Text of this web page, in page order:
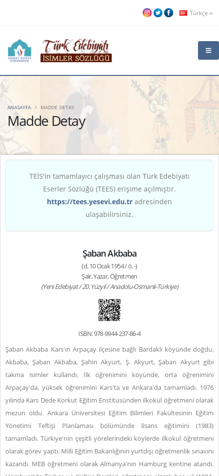
Türkçe
Madde Detay
ANASAYFA MADDE DETAY
TEİS'in tamamlayıcı çalışması olan Türk Edebiyatı
Eserler Sözlüğü (TEES) erişime açılmıştır.
https://tees.yesevi.edu.tr adresinden
ulaşabilirsiniz.
Şaban Akbaba
(d. 10 Ocak 1954 / ö. -)
Şair, Yazar, Öğretmen
(Yeni Edebiyat / 20. Yüzyıl / Anadolu-Osmanlı-Türkiye)
ISBN: 978-9944-237-86-4
Şaban Akbaba Kars'ın Arpaçay ilçesine bağlı Bardaklı köyünde doğdu.
Akbaba, Şaban Akbaba, Şahin Akyurt, Ş. Akyurt, Şaban Akyurt gibi
takma isimler kullandı. İlk öğrenimini köyünde, orta öğrenimini
Arpaçay'da, yüksek öğrenimini Kars'ta ve Ankara'da tamamladı. 1976
yılında Kars Dede Korkut Eğitim Enstitüsünden ilkokul öğretmeni olarak
mezun oldu. Ankara Üniversitesi Eğitim Bilimleri Fakültesinin Eğitim
Yönetimi Teftişi Planlaması bölümünde lisans eğitimini (1983)
tamamladı. Türkiye'nin çeşitli yörelerindeki köylerde ilkokul öğretmeni
olarak görev yaptı. Milli Eğitim Bakanlığının yurtdışı öğretmenlik sınavını
kazandı. MEB öğretmeni olarak Almanya'nın Hamburg kentine atandı.